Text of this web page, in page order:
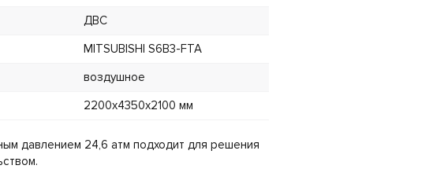
ДВС
MITSUBISHI S6B3-FTA
воздушное
2200х4350х2100 мм
давлением 24,6 атм подходит для решения